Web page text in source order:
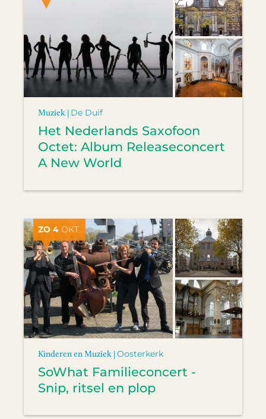
Muziek | De Duif
Het Nederlands Saxofoon
Octet: Album Releaseconcert
A New World
ZO 4 OKT.
Kinderen en Muziek |Oosterkerk
SoWhat Familieconcert -
Snip, ritsel en plop